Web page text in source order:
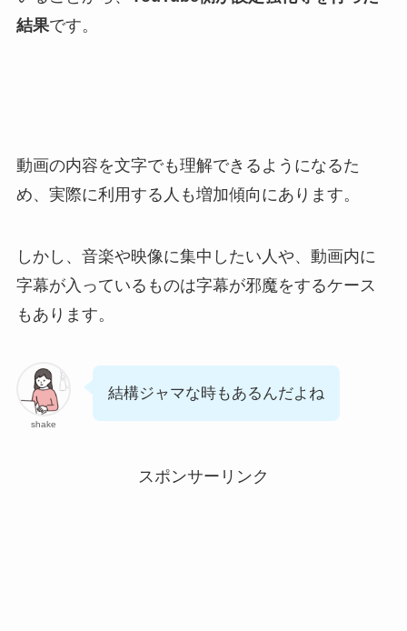
結果です。
動画の内容を文字でも理解できるようになるた
め、実際に利用する人も増加傾向にあります。
しかし、音楽や映像に集中したい人や、動画内に
字幕が入っているものは字幕が邪魔をするケース
もあります。
shake
結構ジャマな時もあるんだよね
スポンサーリンク